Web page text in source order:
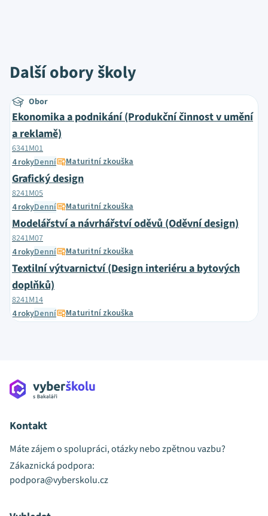
Další obory školy
Obor
Ekonomika a podnikání (Produkční činnost v umění
a reklamě)
6341M01
4 rokyDenní Maturitní zkouška
Grafický design
8241M05
4 rokyDenní Maturitní zkouška
Modelářství a návrhářství oděvů (Oděvní design)
8241M07
4 rokyDenní Maturitní zkouška
Textilní výtvarnictví (Design interiéru a bytových
doplňků)
8241M14
4 rokyDenní Maturitní zkouška
Kontakt
Máte zájem o spolupráci, otázky nebo zpětnou vazbu?
Zákaznická podpora:
podpora@vyberskolu.cz